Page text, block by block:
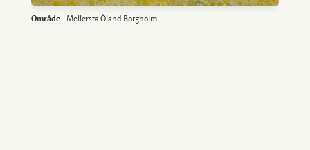
Område: Mellersta Öland Borgholm